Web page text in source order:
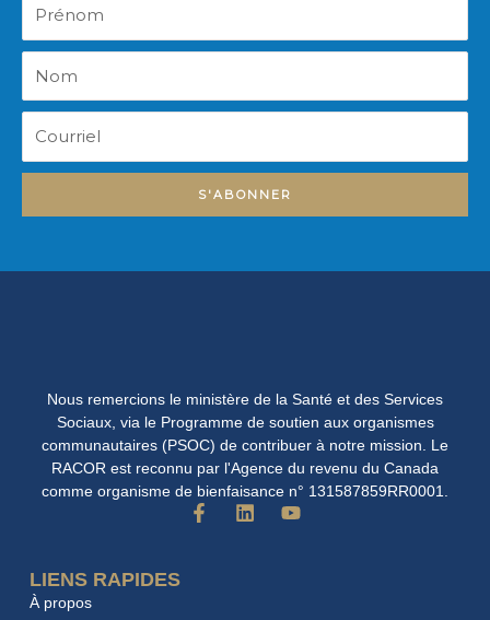
S'ABONNER
Nous remercions le ministère de la Santé et des Services
Sociaux, via le Programme de soutien aux organismes
communautaires (PSOC) de contribuer à notre mission. Le
RACOR est reconnu par l'Agence du revenu du Canada
comme organisme de bienfaisance n° 131587859RR0001.
F
L
Y
LIENS RAPIDES
À propos